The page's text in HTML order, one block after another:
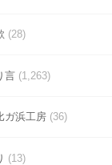
(28)
言(1,263)
ガ浜工房(36)
(13)